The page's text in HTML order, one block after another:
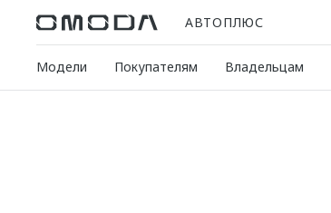
АВТОПЛЮС
Модели Покупателям Владельцам